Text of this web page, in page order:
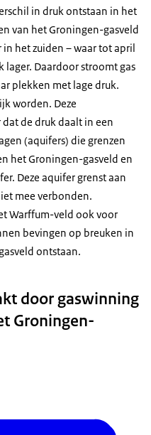
in druk ontstaan in het
van het Groningen-gasveld
het zuiden – waar tot april
lager. Daardoor stroomt gas
plekken met lage druk.
worden. Deze
de druk daalt in een
(aquifers) die grenzen
het Groningen-gasveld en
Deze aquifer grenst aan
mee verbonden.
Warffum-veld ook voor
bevingen op breuken in
ontstaan.
door gaswinning
Groningen-